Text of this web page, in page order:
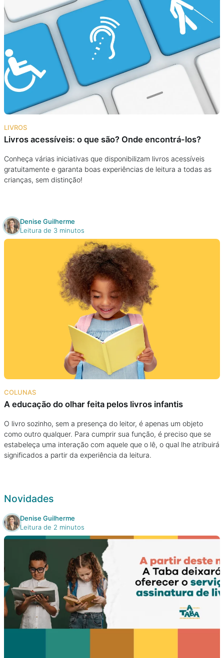
Assine
Taba na Escola
LIVROS
Livros acessíveis: o que são? Onde encontrá-los?
Conheça várias iniciativas que disponibilizam livros acessíveis
gratuitamente e garanta boas experiências de leitura a todas as
crianças, sem distinção!
Denise Guilherme
Leitura de 3 minutos
COLUNAS
A educação do olhar feita pelos livros infantis
O livro sozinho, sem a presença do leitor, é apenas um objeto
como outro qualquer. Para cumprir sua função, é preciso que se
estabeleça uma interação com aquele que o lê, o qual lhe atribuirá
significados a partir da experiência da leitura.
Novidades
Denise Guilherme
Leitura de 2 minutos